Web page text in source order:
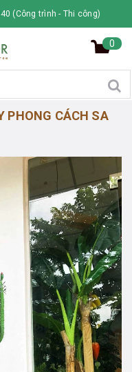
(Công trình - Thi công)
0
PHONG CÁCH SA